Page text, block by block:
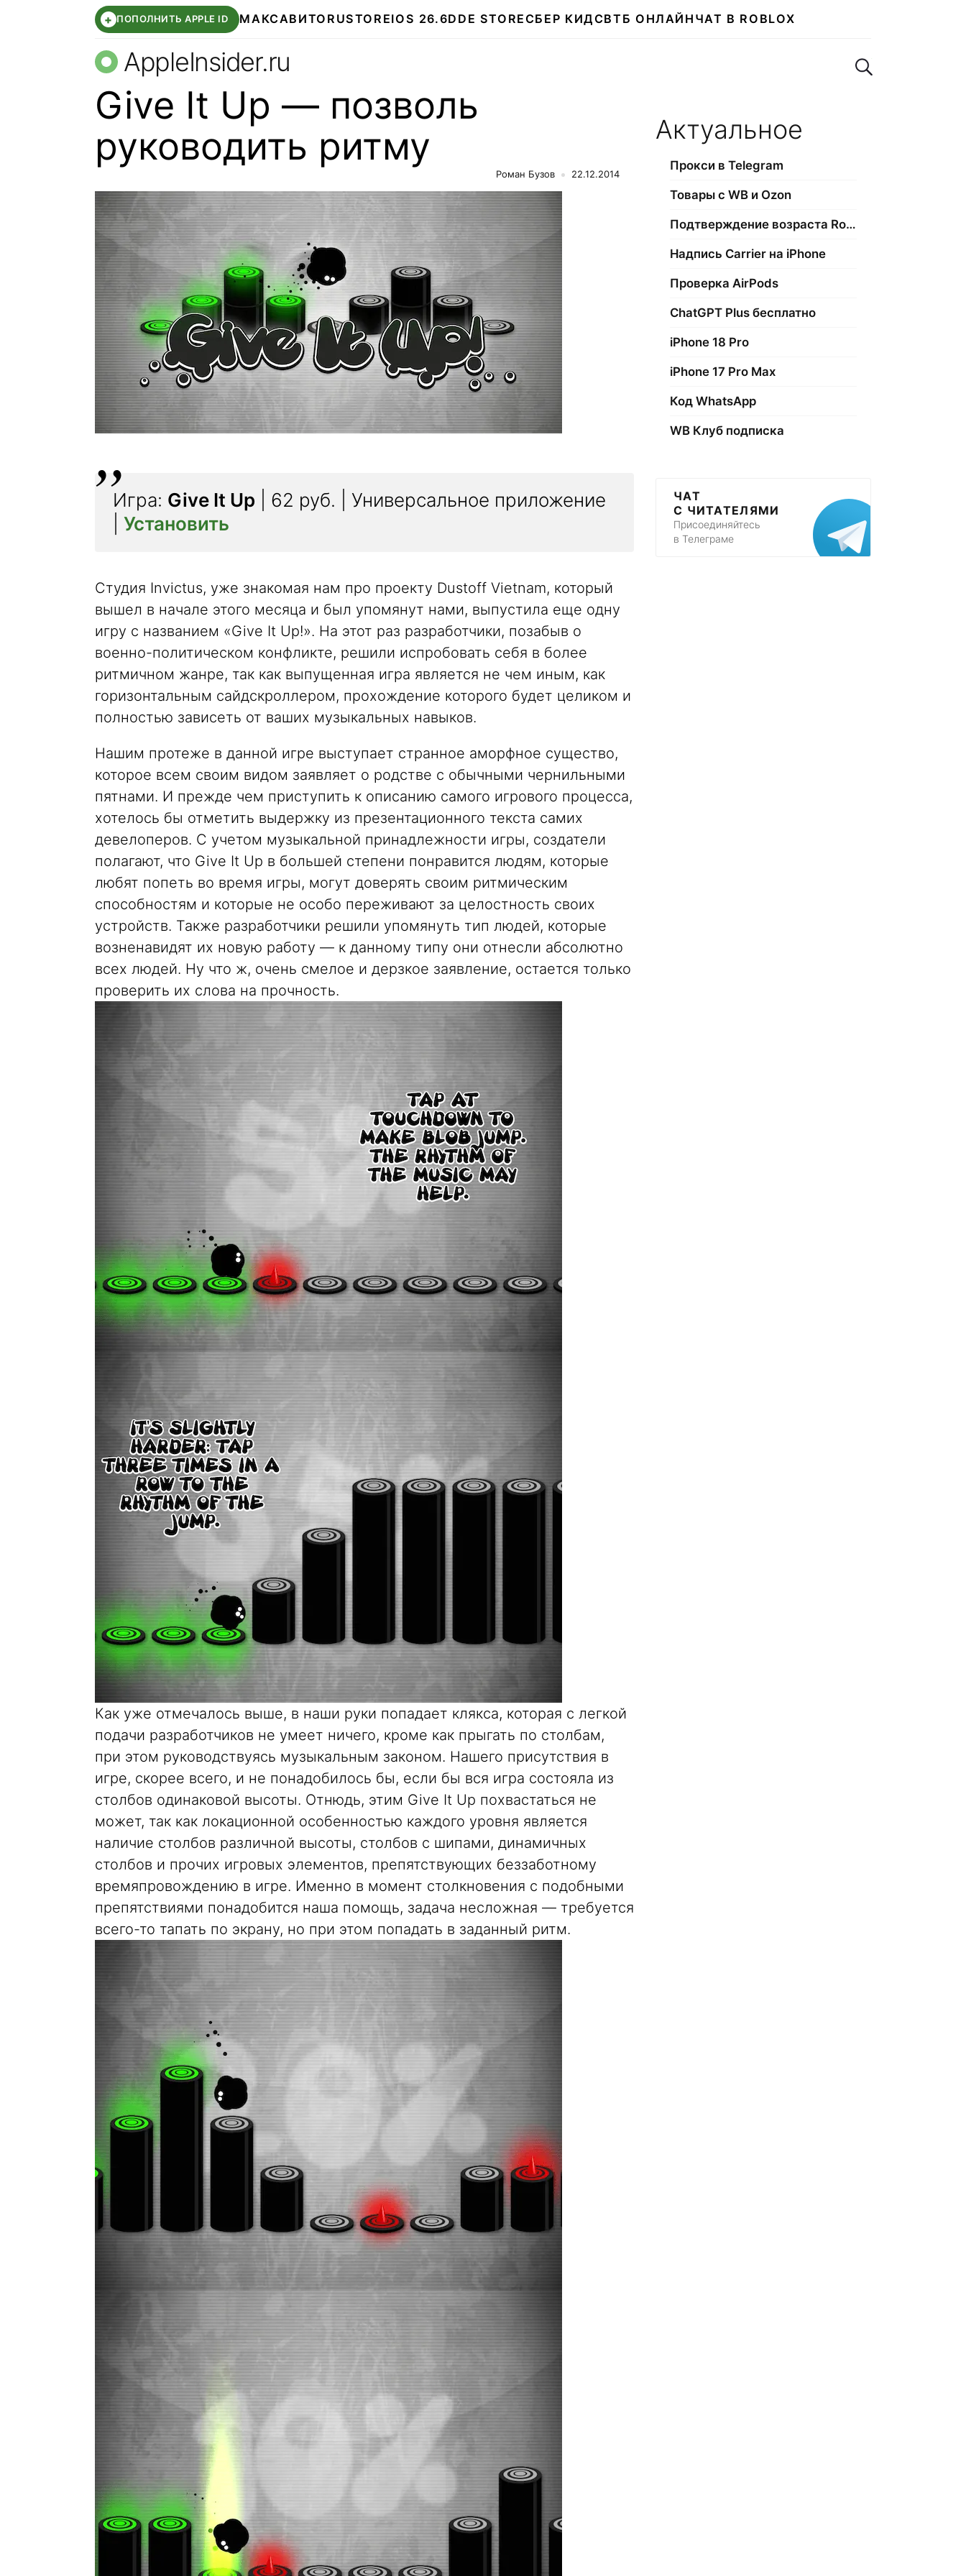
+ ПОПОЛНИТЬ APPLE ID МАКСАВИТО RUSTOREIOS 26.6DDE STORE СБЕР КИДСВТБ ОНЛАЙН ЧАТ В ROBLOX
AppleInsider.ru Поиск по сайту
Give It Up — позволь
руководить ритму
Роман Бузов 22.12.2014
Игра: Give It Up | 62 руб. | Универсальное приложение
Установить
Студия Invictus, уже знакомая нам про проекту Dustoff Vietnam, который
вышел в начале этого месяца и был упомянут нами, выпустила еще одну
игру с названием «Give It Up!». На этот раз разработчики, позабыв о
военно-политическом конфликте, решили испробовать себя в более
ритмичном жанре, так как выпущенная игра является не чем иным, как
горизонтальным сайдскроллером, прохождение которого будет целиком и
полностью зависеть от ваших музыкальных навыков.
Нашим протеже в данной игре выступает странное аморфное существо,
которое всем своим видом заявляет о родстве с обычными чернильными
пятнами. И прежде чем приступить к описанию самого игрового процесса,
хотелось бы отметить выдержку из презентационного текста самих
девелоперов. С учетом музыкальной принадлежности игры, создатели
полагают, что Give It Up в большей степени понравится людям, которые
любят попеть во время игры, могут доверять своим ритмическим
способностям и которые не особо переживают за целостность своих
устройств. Также разработчики решили упомянуть тип людей, которые
возненавидят их новую работу — к данному типу они отнесли абсолютно
всех людей. Ну что ж, очень смелое и дерзкое заявление, остается только
проверить их слова на прочность.
Как уже отмечалось выше, в наши руки попадает клякса, которая с легкой
подачи разработчиков не умеет ничего, кроме как прыгать по столбам,
при этом руководствуясь музыкальным законом. Нашего присутствия в
игре, скорее всего, и не понадобилось бы, если бы вся игра состояла из
столбов одинаковой высоты. Отнюдь, этим Give It Up похвастаться не
может, так как локационной особенностью каждого уровня является
наличие столбов различной высоты, столбов с шипами, динамичных
столбов и прочих игровых элементов, препятствующих беззаботному
времяпровождению в игре. Именно в момент столкновения с подобными
препятствиями понадобится наша помощь, задача несложная — требуется
всего-то тапать по экрану, но при этом попадать в заданный ритм.
Актуальное
Прокси в Telegram
Товары с WB и Ozon
Подтверждение возраста Roblox
Надпись Carrier на iPhone
Проверка AirPods
ChatGPT Plus бесплатно
iPhone 18 Pro
iPhone 17 Pro Max
Код WhatsApp
WB Клуб подписка
ЧАТ
С ЧИТАТЕЛЯМИ
Присоединяйтесь
в Телеграме